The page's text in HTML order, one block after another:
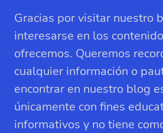
Gracias por visitar nuestro
interesarse en los
ofrecemos. Queremos
cualquier información o
encontrar en nuestro blog
únicamente con fines
informativos y no tiene